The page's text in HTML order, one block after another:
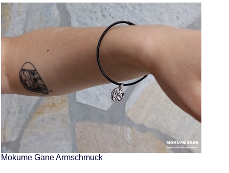
Mokume Gane Armschmuck